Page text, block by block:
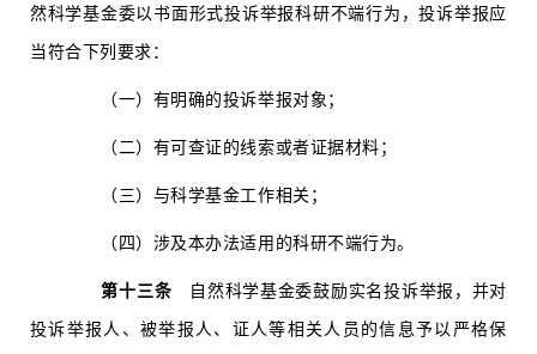
然科学基金委以书面形式投诉举报科研不端行为，投诉举报应
当符合下列要求：
（一）有明确的投诉举报对象；
（二）有可查证的线索或者证据材料；
（三）与科学基金工作相关；
（四）涉及本办法适用的科研不端行为。
第十三条 自然科学基金委鼓励实名投诉举报，并对
投诉举报人、被举报人、证人等相关人员的信息予以严格保